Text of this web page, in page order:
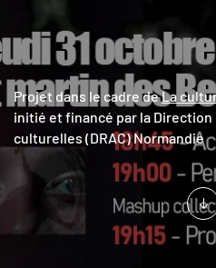
Projet dans le cadre deLa
initié et financé par la
culturelles (DRAC) Normandie